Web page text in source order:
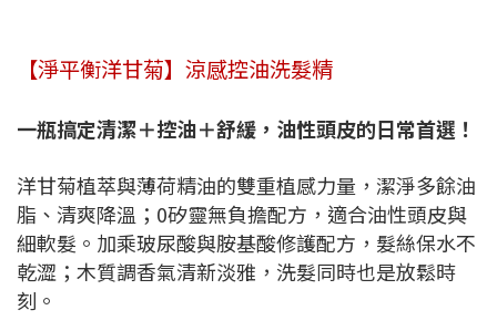
【淨平衡洋甘菊】涼感控油洗髮精
一瓶搞定清潔＋控油＋舒緩，油性頭皮的日常首選！
洋甘菊植萃與薄荷精油的雙重植感力量，潔淨多餘油
脂、清爽降溫；0矽靈無負擔配方，適合油性頭皮與
細軟髮。加乘玻尿酸與胺基酸修護配方，髮絲保水不
乾澀；木質調香氣清新淡雅，洗髮同時也是放鬆時
刻。